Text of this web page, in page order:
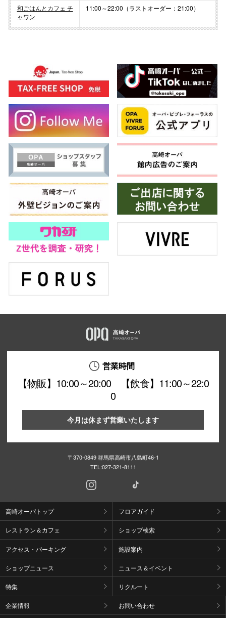
和ごはんとカフェ チ
ャワン
11:00～22:00（ラストオーダー：21:00）
営業時間
【物販】10:00～20:00 【飲食】11:00～22:0
0
今月は休まず営業いたします
〒370-0849 群馬県高崎市八島町46-1
TEL:027-321-8111
高崎オーパトップ フロアガイド
レストラン＆カフェ ショップ検索
アクセス・パーキング 施設案内
ショップニュース ニュース＆イベント
特集 リクルート
企業情報 お問い合わせ